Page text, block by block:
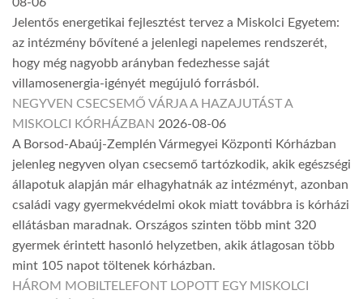
08-06
Jelentős energetikai fejlesztést tervez a Miskolci Egyetem:
az intézmény bővítené a jelenlegi napelemes rendszerét,
hogy még nagyobb arányban fedezhesse saját
villamosenergia-igényét megújuló forrásból.
NEGYVEN CSECSEMŐ VÁRJA A HAZAJUTÁST A
MISKOLCI KÓRHÁZBAN 2026-08-06
A Borsod-Abaúj-Zemplén Vármegyei Központi Kórházban
jelenleg negyven olyan csecsemő tartózkodik, akik egészségi
állapotuk alapján már elhagyhatnák az intézményt, azonban
családi vagy gyermekvédelmi okok miatt továbbra is kórházi
ellátásban maradnak. Országos szinten több mint 320
gyermek érintett hasonló helyzetben, akik átlagosan több
mint 105 napot töltenek kórházban.
HÁROM MOBILTELEFONT LOPOTT EGY MISKOLCI